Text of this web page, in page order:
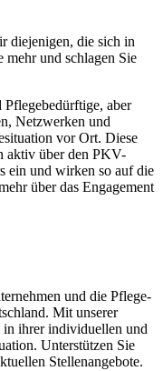
diejenigen, die sich in
mehr und schlagen Sie
Pflegebedürftige, aber
Netzwerken und
vor Ort. Diese
aktiv über den PKV-
ein und wirken so auf die
über das Engagement
und die Pflege-
Mit unserer
ihrer individuellen und
Unterstützen Sie
Stellenangebote.